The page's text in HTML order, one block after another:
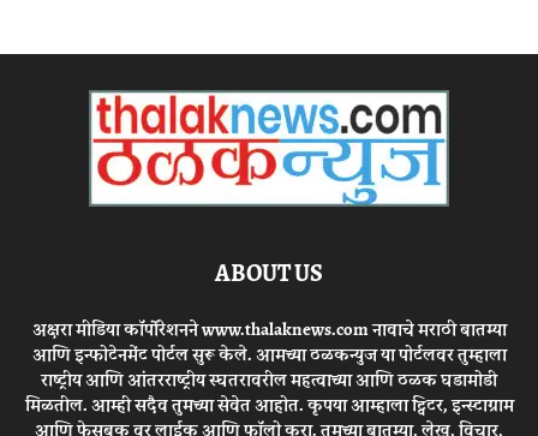
ABOUT US
अक्षरा मीडिया कॉर्पोरेशनने www.thalaknews.com नावाचे मराठी बातम्या
आणि इन्फोटेनमेंट पोर्टल सुरू केले. आमच्या ठळकन्युज या पोर्टलवर तुम्हाला
राष्ट्रीय आणि आंतरराष्ट्रीय स्घतरावरील महत्वाच्या आणि ठळक घडामोडी
मिळतील. आम्ही सदैव तुमच्या सेवेत आहोत. कृपया आम्हाला ट्विटर, इन्स्टाग्राम
आणि फेसबुक वर लाईक आणि फॉलो करा. तुमच्या बातम्या, लेख, विचार,